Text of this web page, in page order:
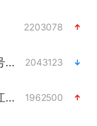
2203078
浙江省甬江发生2026年第1号洪水 2043123
全球最大级别运输船通过长江大桥 1962500